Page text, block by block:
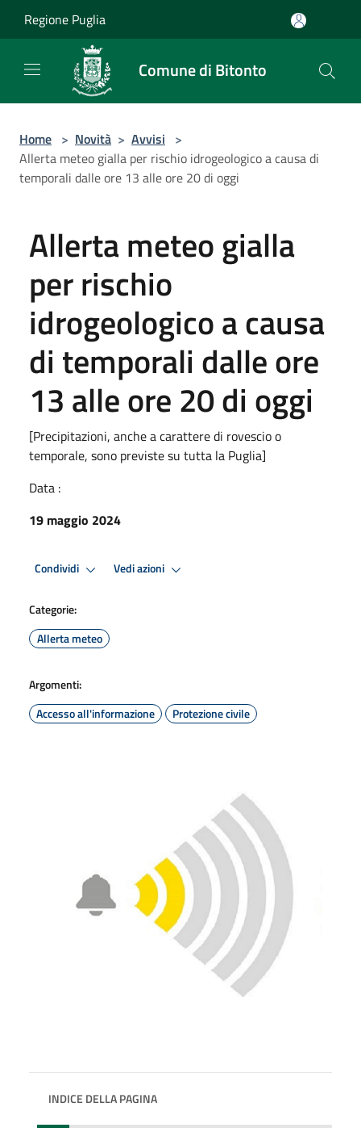
Regione Puglia
Comune di Bitonto
Home > Novità > Avvisi >
Allerta meteo gialla per rischio idrogeologico a causa di
temporali dalle ore 13 alle ore 20 di oggi
Allerta meteo gialla
per rischio
idrogeologico a causa
di temporali dalle ore
13 alle ore 20 di oggi
[Precipitazioni, anche a carattere di rovescio o
temporale, sono previste su tutta la Puglia]
Data :
19 maggio 2024
Condividi Vedi azioni
Categorie:
Allerta meteo
Argomenti:
Accesso all'informazione
Protezione civile
INDICE DELLA PAGINA